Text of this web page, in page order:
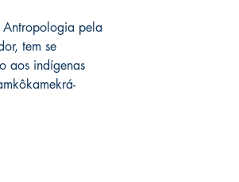
Antropologia pela
tem se
aos indígenas